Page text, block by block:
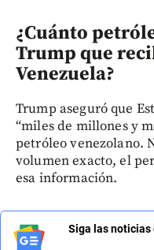
¿Cuánto
Trump que
Venezuela?
Trump aseguró que
“miles de millones y
petróleo venezolano.
volumen exacto, el
esa información.
Siga las noticias